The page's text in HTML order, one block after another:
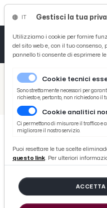
/
/
Ternana-Ascoli 0-1, Favilli e
Ternana-Ascoli
Felicioli:
Tifosi da
Gestisci la tua
Utilizziamo i cookie per fornire
del sito web e, con il tuo
pannello ti consente di esprimere
Cookie tecnici
Sono strettamente necessari per
richiesto e, pertanto, non richiedono il
Cookie analitici
Ci permettono di misurare il traffico e
migliorare il nostro servizio.
Puoi resettare le tue scelte
questo link. Per ulteriori
ACCETTA
Tutto News
Tutto Sport
Basket
Ciclismo
Tutto Curiosità